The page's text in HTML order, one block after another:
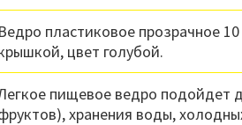
Ведро пластиковое прозрачное
цвет голубой.
пищевое ведро подойдет
хранения воды,